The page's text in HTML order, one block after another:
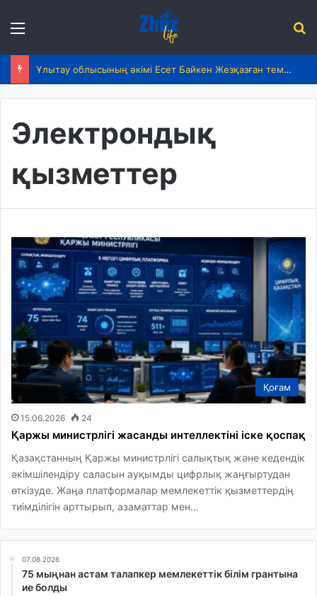
Ұлытау облысының әкімі Есет Байкен Жезқазған темір жол вокзалындағы жаңғырту жұмыстарын бақылады
Электрондық
қызметтер
Қоғам
15.06.2026 24
Қаржы министрлігі жасанды интеллектіні іске қоспақ
Қазақстанның Қаржы министрлігі салықтық және кедендік
әкімшілендіру саласын ауқымды цифрлық жаңғыртудан
өткізуде. Жаңа платформалар мемлекеттік қызметтердің
тиімділігін арттырып, азаматтар мен…
07.08.2026
75 мыңнан астам талапкер мемлекеттік білім грантына
ие болды